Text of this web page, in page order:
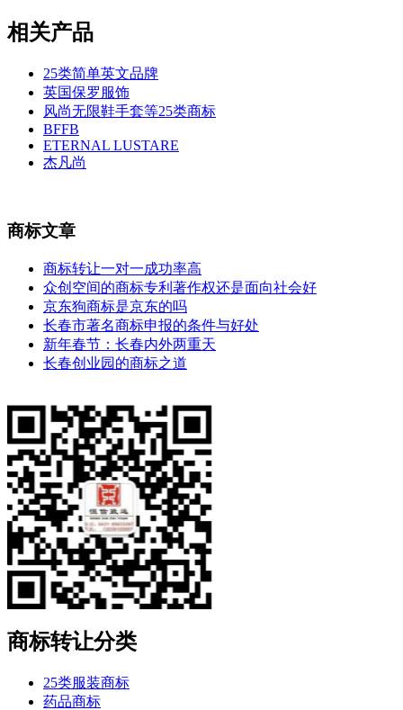
相关产品
25类简单英文品牌
英国保罗服饰
风尚无限鞋手套等25类商标
BFFB
ETERNAL LUSTARE
杰凡尚
商标文章
商标转让一对一成功率高
众创空间的商标专利著作权还是面向社会好
京东狗商标是京东的吗
长春市著名商标申报的条件与好处
新年春节：长春内外两重天
长春创业园的商标之道
商标转让分类
25类服装商标
药品商标